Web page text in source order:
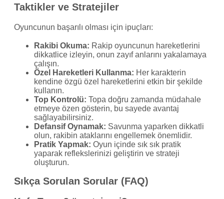
Taktikler ve Stratejiler
Oyuncunun başarılı olması için ipuçları:
Rakibi Okuma: Rakip oyuncunun hareketlerini
dikkatlice izleyin, onun zayıf anlarını yakalamaya
çalışın.
Özel Hareketleri Kullanma: Her karakterin
kendine özgü özel hareketlerini etkin bir şekilde
kullanın.
Top Kontrolü: Topa doğru zamanda müdahale
etmeye özen gösterin, bu sayede avantaj
sağlayabilirsiniz.
Defansif Oynamak: Savunma yaparken dikkatli
olun, rakibin ataklarını engellemek önemlidir.
Pratik Yapmak: Oyun içinde sık sık pratik
yaparak reflekslerinizi geliştirin ve strateji
oluşturun.
Sıkça Sorulan Sorular (FAQ)